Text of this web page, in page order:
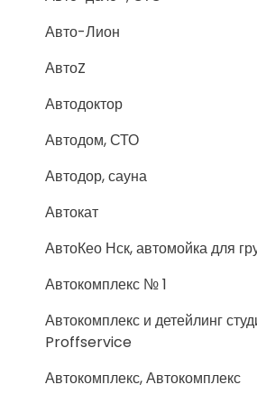
Авто-Лион
АвтоZ
Автодоктор
Автодом, СТО
Автодор, сауна
Автокат
АвтоКео Нск, автомойка для
Автокомплекс № 1
Автокомплекс и детейлинг
Proffservice
Автокомплекс, Автокомплекс